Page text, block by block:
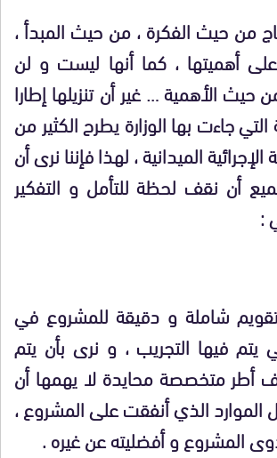
من حيث الفكرة ، من حيث المبدأ ،
أهميتها ، كما أنها ليست و لن
حيث الأهمية … غير أن تنزيلها إطارا
جاءت بها الوزارة يطرح الكثير من
الميدانية ، لهذا فإننا نرى أن
أن نقف لحظة للتأمل و التفكير
:
شاملة و دقيقة للمشروع في
فيها التجريب ، و نرى بأن يتم
أطر متخصصة محايدة لا يهمها أن
الموارد الذي أنفقت على المشروع ،
المشروع و أفضليته عن غيره .